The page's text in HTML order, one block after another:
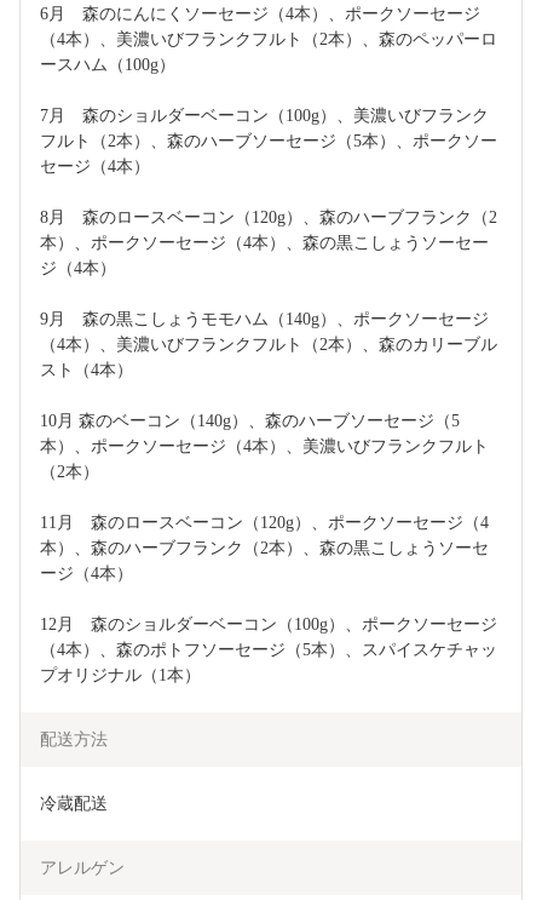
6月　森のにんにくソーセージ（4本）、ポークソーセージ
（4本）、美濃いびフランクフルト（2本）、森のペッパーロ
ースハム（100g）
7月　森のショルダーベーコン（100g）、美濃いびフランク
フルト（2本）、森のハーブソーセージ（5本）、ポークソー
セージ（4本）
8月　森のロースベーコン（120g）、森のハーブフランク（2
本）、ポークソーセージ（4本）、森の黒こしょうソーセー
ジ（4本）
9月　森の黒こしょうモモハム（140g）、ポークソーセージ
（4本）、美濃いびフランクフルト（2本）、森のカリーブル
スト（4本）
10月 森のベーコン（140g）、森のハーブソーセージ（5
本）、ポークソーセージ（4本）、美濃いびフランクフルト
（2本）
11月　森のロースベーコン（120g）、ポークソーセージ（4
本）、森のハーブフランク（2本）、森の黒こしょうソーセ
ージ（4本）
12月　森のショルダーベーコン（100g）、ポークソーセージ
（4本）、森のポトフソーセージ（5本）、スパイスケチャッ
プオリジナル（1本）
配送方法
冷蔵配送
アレルゲン